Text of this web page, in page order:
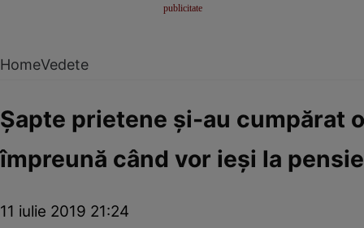
HomeVedete
Şapte prietene şi-au cumpărat
împreună când vor ieşi la pensie
11 iulie 2019 21:24